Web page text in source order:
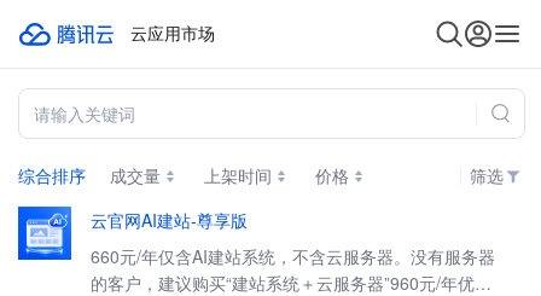
云应用市场
综合排序 成交量 上架时间 价格
筛选
云官网AI建站-尊享版
660元/年仅含AI建站系统，不含云服务器。没有服务器
的客户，建议购买“建站系统＋云服务器”960元/年优惠